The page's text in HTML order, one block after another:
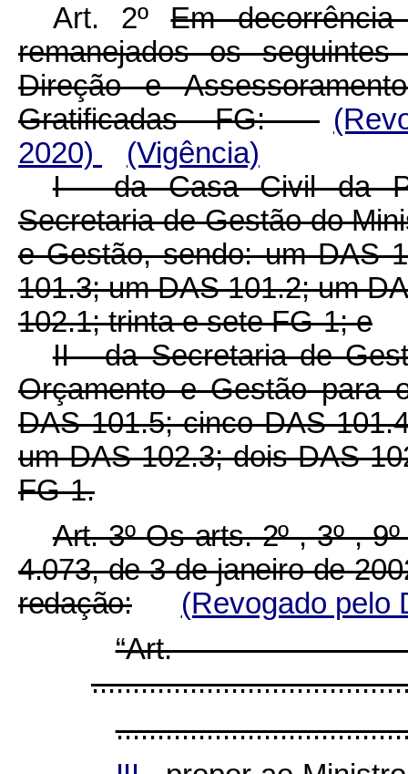
Art. 2ºEm
remanejados os
Direção e
Gratificadas - FG:
2020)
(Vigência)
I - da Casa Civil da
Secretaria de Gestão do
e Gestão, sendo: um DAS
101.3; um DAS 101.2; um
102.1; trinta e sete FG-1; e
II - da Secretaria de
Orçamento e Gestão para
DAS 101.5; cinco DAS
um DAS 102.3; dois DAS
FG-1.
Art. 3º Os arts. 2º , 3º ,
4.073, de 3 de janeiro de
redação:
(Revogado pelo